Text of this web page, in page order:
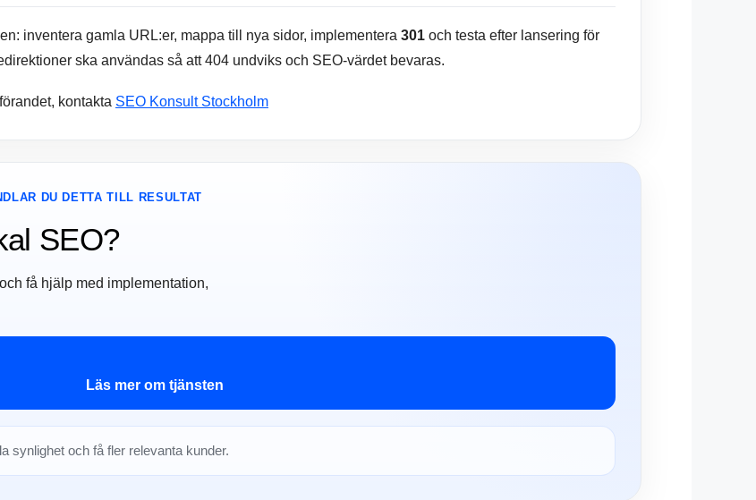
inventera gamla URL:er, mappa till nya sidor, implementera 301 och testa efter lansering för
ska användas så att 404 undviks och SEO-värdet bevaras.
kontakta SEO Konsult Stockholm
DU DETTA TILL RESULTAT
SEO?
få hjälp med implementation,
Läs mer om tjänsten
synlighet och få fler relevanta kunder.